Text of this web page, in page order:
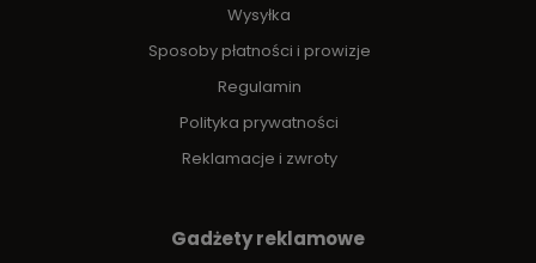
Wysyłka
Sposoby płatności i prowizje
Regulamin
Polityka prywatności
Reklamacje i zwroty
Gadżety reklamowe